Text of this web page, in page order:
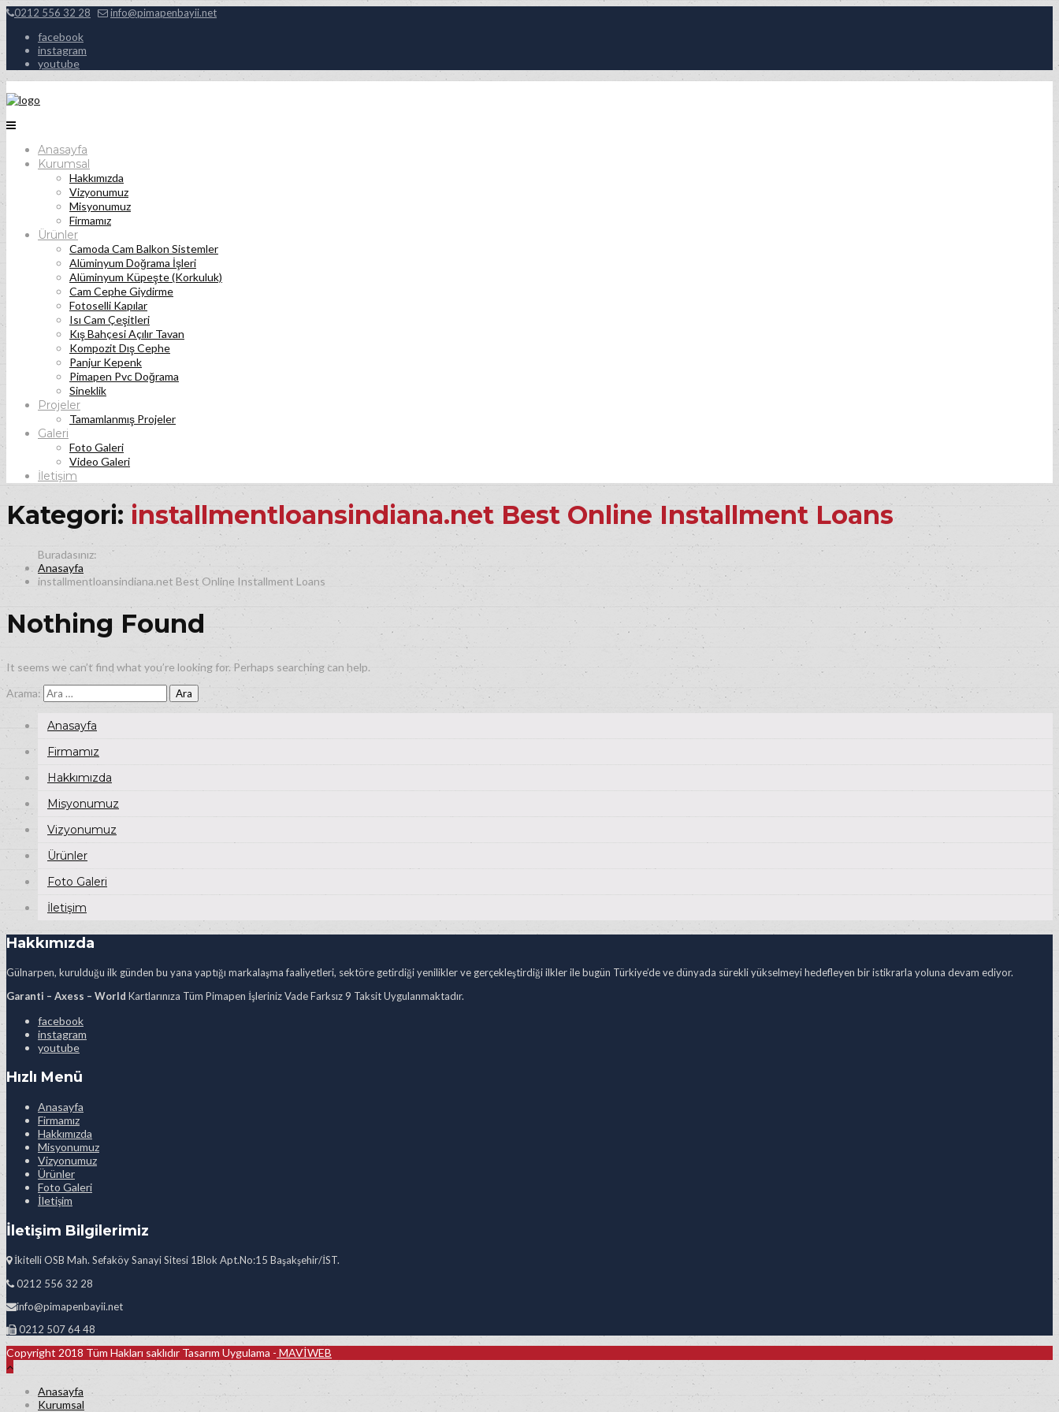
0212 556 32 28 info@pimapenbayii.net
facebook
instagram
youtube
Anasayfa
Kurumsal
Hakkımızda
Vizyonumuz
Misyonumuz
Firmamız
Ürünler
Camoda Cam Balkon Sistemler
Alüminyum Doğrama İşleri
Alüminyum Küpeşte (Korkuluk)
Cam Cephe Giydirme
Fotoselli Kapılar
Isı Cam Çeşitleri
Kış Bahçesi Açılır Tavan
Kompozit Dış Cephe
Panjur Kepenk
Pimapen Pvc Doğrama
Sineklik
Projeler
Tamamlanmış Projeler
Galeri
Foto Galeri
Video Galeri
İletişim
Kategori: installmentloansindiana.net Best Online Installment Loans
Anasayfa
installmentloansindiana.net Best Online Installment Loans
Nothing Found
It seems we can’t find what you’re looking for. Perhaps searching can help.
Arama:
Anasayfa
Firmamız
Hakkımızda
Misyonumuz
Vizyonumuz
Ürünler
Foto Galeri
İletişim
Hakkımızda
Gülnarpen, kurulduğu ilk günden bu yana yaptığı markalaşma faaliyetleri, sektöre getirdiği yenilikler ve gerçekleştirdiği ilkler ile bugün Türkiye’de ve dünyada sürekli yükselmeyi hedefleyen bir istikrarla yoluna devam ediyor.
Garanti – Axess – World Kartlarınıza Tüm Pimapen İşleriniz Vade Farksız 9 Taksit Uygulanmaktadır.
facebook
instagram
youtube
Hızlı Menü
Anasayfa
Firmamız
Hakkımızda
Misyonumuz
Vizyonumuz
Ürünler
Foto Galeri
İletişim
İletişim Bilgilerimiz
İkitelli OSB Mah. Sefaköy Sanayi Sitesi 1Blok Apt.No:15 Başakşehir/İST.
0212 556 32 28
info@pimapenbayii.net
0212 507 64 48
Copyright 2018 Tüm Hakları saklıdır Tasarım Uygulama - MAVİWEB
Anasayfa
Kurumsal